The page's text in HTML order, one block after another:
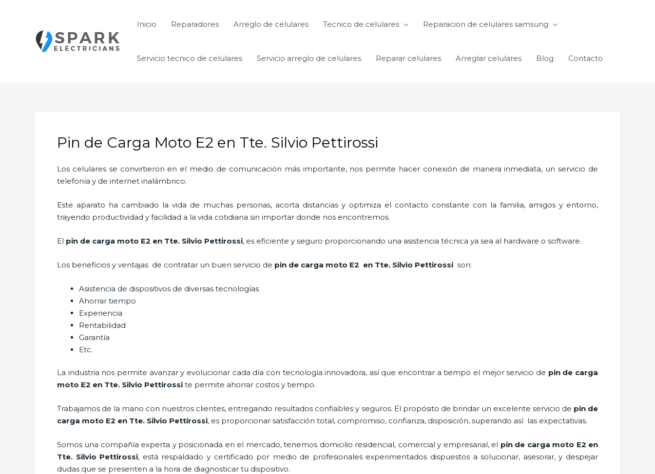
Inicio Reparadores Arreglo de celulares Tecnico de celulares Reparacion de celulares samsung
Servicio tecnico de celulares Servicio arreglo de celulares Reparar celulares Arreglar celulares Blog Contacto
Pin de Carga Moto E2 en Tte. Silvio Pettirossi
Los celulares se convirtieron en el medio de comunicación más importante, nos permite hacer conexión de manera inmediata, un servicio de
telefonía y de internet inalámbrico.
Este aparato ha cambiado la vida de muchas personas, acorta distancias y optimiza el contacto constante con la familia, amigos y entorno,
trayendo productividad y facilidad a la vida cotidiana sin importar donde nos encontremos.
El pin de carga moto E2 en Tte. Silvio Pettirossi, es eficiente y seguro proporcionando una asistencia técnica ya sea al hardware o software.
Los beneficios y ventajas de contratar un buen servicio de pin de carga moto E2 en Tte. Silvio Pettirossi son:
Asistencia de dispositivos de diversas tecnologías
Ahorrar tiempo
Experiencia
Rentabilidad
Garantía
Etc.
La industria nos permite avanzar y evolucionar cada día con tecnología innovadora, así que encontrar a tiempo el mejor servicio de pin de carga
moto E2 en Tte. Silvio Pettirossi te permite ahorrar costos y tiempo.
Trabajamos de la mano con nuestros clientes, entregando resultados confiables y seguros. El propósito de brindar un excelente servicio de pin de
carga moto E2 en Tte. Silvio Pettirossi, es proporcionar satisfacción total, compromiso, confianza, disposición, superando así las expectativas.
Somos una compañía experta y posicionada en el mercado, tenemos domicilio residencial, comercial y empresarial, el pin de carga moto E2 en
Tte. Silvio Pettirossi, está respaldado y certificado por medio de profesionales experimentados dispuestos a solucionar, asesorar, y despejar
dudas que se presenten a la hora de diagnosticar tu dispositivo.